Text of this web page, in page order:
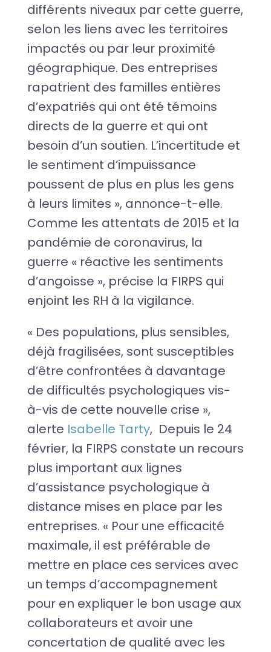
différents niveaux par cette guerre,
selon les liens avec les territoires
impactés ou par leur proximité
géographique. Des entreprises
rapatrient des familles entières
d’expatriés qui ont été témoins
directs de la guerre et qui ont
besoin d’un soutien. L’incertitude et
le sentiment d’impuissance
poussent de plus en plus les gens
à leurs limites », annonce-t-elle.
Comme les attentats de 2015 et la
pandémie de coronavirus, la
guerre « réactive les sentiments
d’angoisse », précise la FIRPS qui
enjoint les RH à la vigilance.
« Des populations, plus sensibles,
déjà fragilisées, sont susceptibles
d’être confrontées à davantage
de difficultés psychologiques vis-
à-vis de cette nouvelle crise »,
alerte Isabelle Tarty, Depuis le 24
février, la FIRPS constate un recours
plus important aux lignes
d’assistance psychologique à
distance mises en place par les
entreprises. « Pour une efficacité
maximale, il est préférable de
mettre en place ces services avec
un temps d’accompagnement
pour en expliquer le bon usage aux
collaborateurs et avoir une
concertation de qualité avec les